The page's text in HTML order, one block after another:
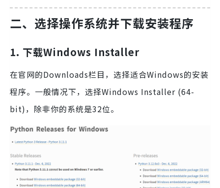
二、选择操作系统并下载安装程序
1. 下载Windows Installer
在官网的Downloads栏目，选择适合Windows的安装
程序。一般情况下，选择Windows Installer (64-
bit)，除非你的系统是32位。